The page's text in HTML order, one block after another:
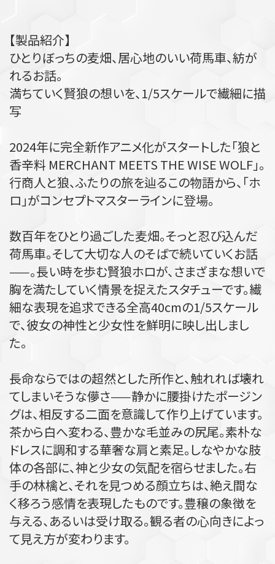
ご了承頂きますようお願い申し上げます。
【製品紹介】
ひとりぼっちの麦畑、居心地のいい荷馬車、紡が
れるお話。
満ちていく賢狼の想いを、1/5スケールで繊細に描
写
2024年に完全新作アニメ化がスタートした「狼と
香辛料 MERCHANT MEETS THE WISE WOLF」。
行商人と狼、ふたりの旅を辿るこの物語から、「ホ
ロ」がコンセプトマスターラインに登場。
数百年をひとり過ごした麦畑。そっと忍び込んだ
荷馬車。そして大切な人のそばで続いていくお話
——。長い時を歩む賢狼ホロが、さまざまな想いで
胸を満たしていく情景を捉えたスタチューです。繊
細な表現を追求できる全高40cmの1/5スケール
で、彼女の神性と少女性を鮮明に映し出しまし
た。
長命ならではの超然とした所作と、触れれば壊れ
てしまいそうな儚さ——静かに腰掛けたポージン
グは、相反する二面を意識して作り上げています。
茶から白へ変わる、豊かな毛並みの尻尾。素朴な
ドレスに調和する華奢な肩と素足。しなやかな肢
体の各部に、神と少女の気配を宿らせました。右
手の林檎と、それを見つめる顔立ちは、絶え間な
く移ろう感情を表現したものです。豊穣の象徴を
与える、あるいは受け取る。観る者の心向きによっ
て見え方が変わります。